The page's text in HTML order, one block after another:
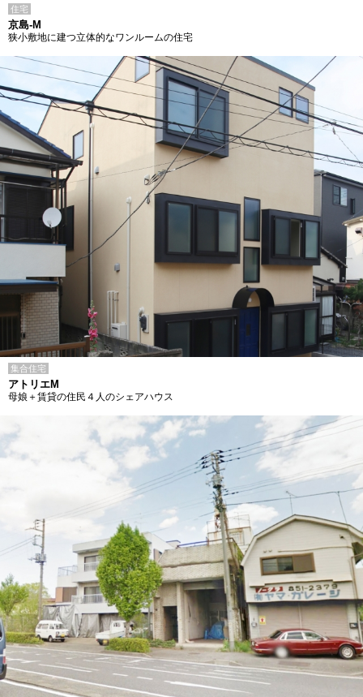
住宅
京島-M
狭小敷地に建つ立体的なワンルームの住宅
集合住宅
アトリエM
母娘＋賃貸の住民４人のシェアハウス